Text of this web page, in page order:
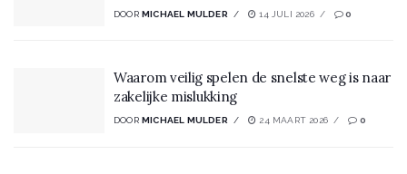
DOOR MICHAEL MULDER 14 JULI 2026 0
Waarom veilig spelen de snelste weg is naar
zakelijke mislukking
DOOR MICHAEL MULDER 24 MAART 2026 0